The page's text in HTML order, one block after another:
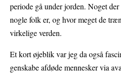
periode gå under jorden. Noget
nogle folk er, og hvor meget de
virkelige verden.
Et kort øjeblik var jeg da også
genskabe afdøde mennesker via